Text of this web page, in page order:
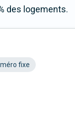
des logements.
fixe